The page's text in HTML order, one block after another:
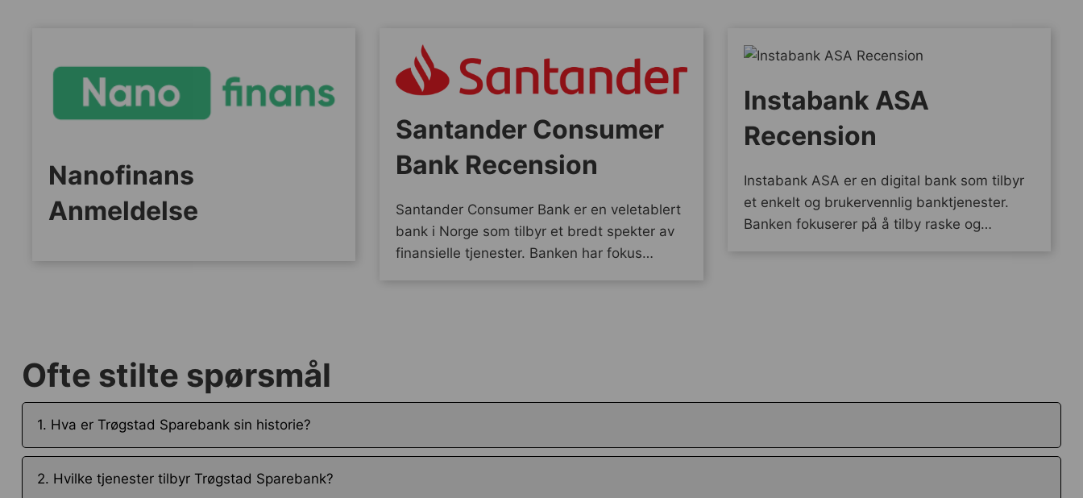
Nanofinans
Anmeldelse
Santander Consumer
Bank Recension
Santander Consumer Bank er en veletablert
bank i Norge som tilbyr et bredt spekter av
finansielle tjenester. Banken har fokus…
Instabank ASA
Recension
Instabank ASA er en digital bank som tilbyr
et enkelt og brukervennlig banktjenester.
Banken fokuserer på å tilby raske og…
Ofte stilte spørsmål
1. Hva er Trøgstad Sparebank sin historie?
2. Hvilke tjenester tilbyr Trøgstad Sparebank?